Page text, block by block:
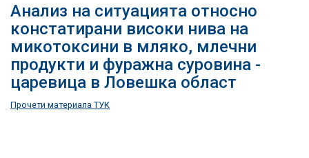
Анализ на ситуацията относно
констатирани високи нива на
микотоксини в мляко, млечни
продукти и фуражна суровина -
царевица в Ловешка област
Прочети материала ТУК